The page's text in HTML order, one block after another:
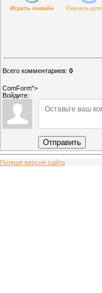
Играть онлайн Скачать для
Всего комментариев: 0
ComForm">
Войдите:
Отправить
Полная версия сайта